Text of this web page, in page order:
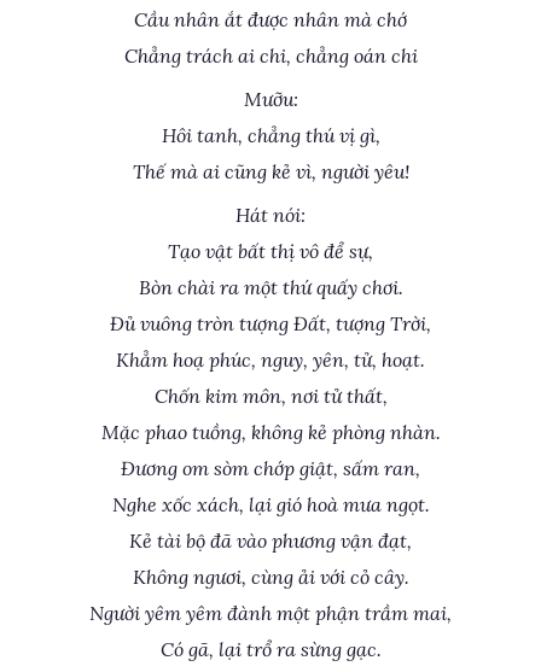
Cầu nhân ắt được nhân mà chớ
Chẳng trách ai chi, chẳng oán chi
Mưỡu:
Hôi tanh, chẳng thú vị gì,
Thế mà ai cũng kẻ vì, người yêu!
Hát nói:
Tạo vật bất thị vô để sự,
Bòn chài ra một thứ quấy chơi.
Đủ vuông tròn tượng Đất, tượng Trời,
Khẳm hoạ phúc, nguy, yên, tử, hoạt.
Chốn kim môn, nơi tử thất,
Mặc phao tuồng, không kẻ phòng nhàn.
Đương om sòm chớp giật, sấm ran,
Nghe xốc xách, lại gió hoà mưa ngọt.
Kẻ tài bộ đã vào phương vận đạt,
Không ngươi, cùng ải với cỏ cây.
Người yêm yêm đành một phận trầm mai,
Có gã, lại trổ ra sừng gạc.